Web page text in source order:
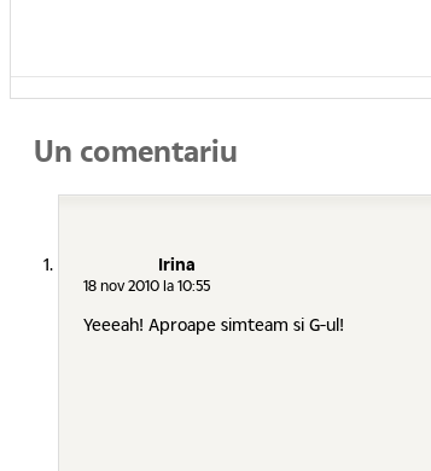
Un comentariu
Irina
18 nov 2010 la 10:55
Yeeeah! Aproape simteam si G-ul!